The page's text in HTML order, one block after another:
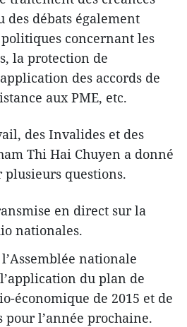
des débats également
concernant les
la protection de
des accords de
aux PME, etc.
des Invalides et des
Thi Hai Chuyen a donné
plusieurs questions.
en direct sur la
nationales.
nationale
du plan de
économique de 2015 et de
l’année prochaine.